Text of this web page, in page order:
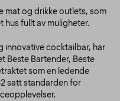
mat og drikke outlets, som
hus fullt av muligheter.
innovative cocktailbar, har
Beste Bartender, Beste
som en ledende
satt standarden for